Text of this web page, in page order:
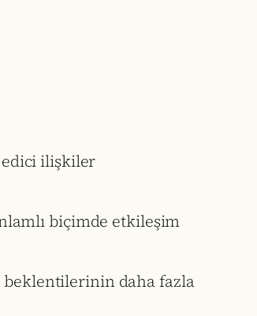
edici ilişkiler
biçimde etkileşim
beklentilerinin daha fazla